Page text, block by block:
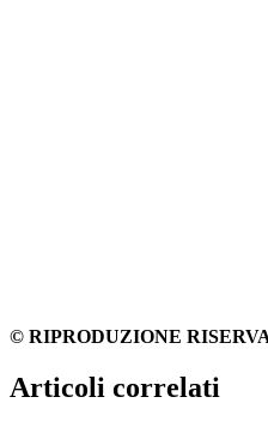
© RIPRODUZIONE
Articoli correlati